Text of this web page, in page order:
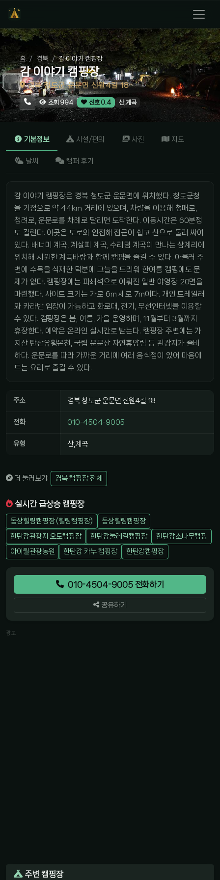
홈 경북 감 이야기 캠핑장
감 이야기 캠핑장
경북 청도군 운문면 신원4길 18
조회 994 선호 0.4 산,계곡
기본정보 시설/편의 사진 지도
날씨 캠퍼 후기
감 이야기 캠핑장은 경북 청도군 운문면에 위치했다. 청도군청
을 기점으로 약 44km 거리에 있으며, 차량을 이용해 청매로,
청려로, 운문로를 차례로 달리면 도착한다. 이동시간은 60분정
도 걸린다. 이곳은 도로와 인접해 접근이 쉽고 산으로 둘러 싸여
있다. 배너미 계곡, 계살피 계곡, 수리덤 계곡이 만나는 삼계리에
위치해 시원한 계곡바람과 함께 캠핑을 즐길 수 있다. 아울러 주
변에 수목을 식재한 덕분에 그늘을 드리워 한여름 캠핑에도 문
제가 없다. 캠핑장에는 파쇄석으로 이뤄진 일반 야영장 20면을
마련했다. 사이트 크기는 가로 6m 세로 7m이다. 개인 트레일러
와 카라반 입장이 가능하고 화로대, 전기, 무선인터넷을 이용할
수 있다. 캠핑장은 봄, 여름, 가을 운영하며, 11월부터 3월까지
휴장한다. 예약은 온라인 실시간로 받는다. 캠핑장 주변에는 가
지산 탄산유황온천, 국립 운문산 자연휴양림 등 관광지가 즐비
하다. 운문로를 따라 가까운 거리에 여러 음식점이 있어 마음에
드는 요리로 즐길 수 있다.
주소 경북 청도군 운문면 신원4길 18
전화 010-4504-9005
유형 산,계곡
더 둘러보기: 경북 캠핑장 전체
실시간 급상승 캠핑장
동상힐링캠핑장 (힐링캠핑장)
동상힐링캠핑장
한탄강관광지 오토캠핑장
한탄강둘레길캠핑장
한탄강소나무캠핑
아이월관광농원
한탄강 카누 캠핑장 한탄강캠핑장
010-4504-9005 전화하기
공유하기
광고
주변 캠핑장